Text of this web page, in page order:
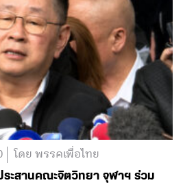
โดย พรรคเพื่อไทย
ระสานคณะจิตวิทยา จุฬาฯ ร่วม